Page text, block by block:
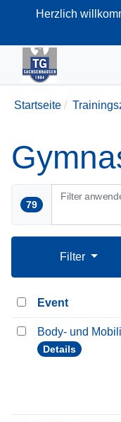
Herzlich
Startseite
79
Filter
Filter
Event
Body- und
Details